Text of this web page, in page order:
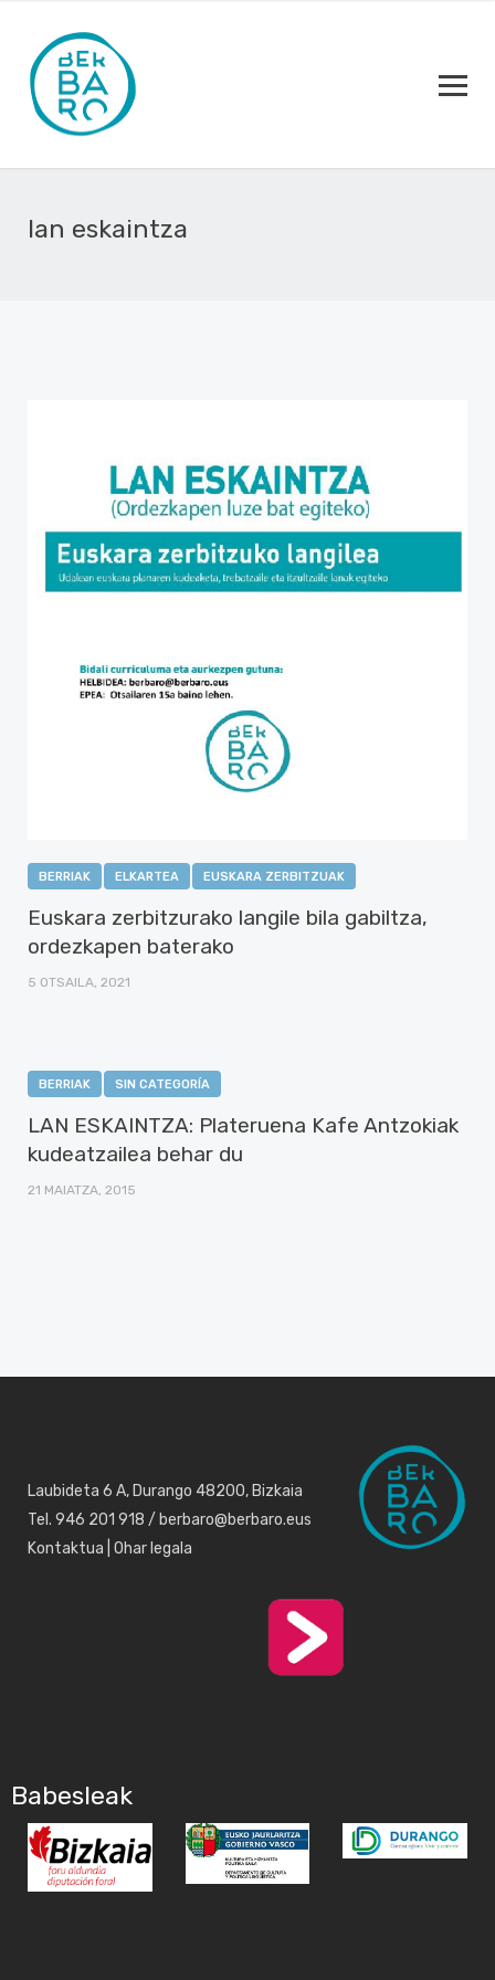
lan eskaintza
BERRIAK ELKARTEA EUSKARA ZERBITZUAK
Euskara zerbitzurako langile bila gabiltza,
ordezkapen baterako
5 OTSAILA, 2021
BERRIAK SIN CATEGORÍA
LAN ESKAINTZA: Plateruena Kafe Antzokiak
kudeatzailea behar du
21 MAIATZA, 2015
Laubideta 6 A, Durango 48200, Bizkaia
Tel. 946 201 918 / berbaro@berbaro.eus
Kontaktua Ohar legala
Babesleak